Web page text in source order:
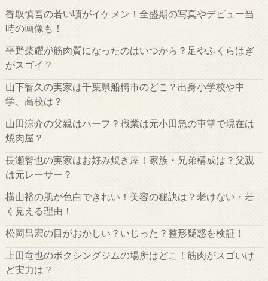
香取慎吾の若い頃がイケメン！全盛期の写真やデビュー当
時の画像も！
平野柴耀が筋肉質になったのはいつから？足やふくらはぎ
がスゴイ？
山下智久の実家は千葉県船橋市のどこ？出身小学校や中
学、高校は？
山田涼介の父親はハーフ？職業は元小田急の車掌で現在は
焼肉屋？
長瀬智也の実家はお好み焼き屋！家族・兄弟構成は？父親
は元レーサー？
横山裕の肌が色白できれい！美容の秘訣は？老けない・若
く見える理由！
松岡昌宏の目がおかしい？いじった？整形疑惑を検証！
上田竜也のボクシングジムの場所はどこ！筋肉がスゴいけ
ど実力は？